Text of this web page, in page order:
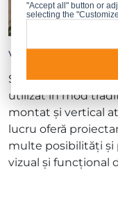
Vertical sau
Sistemul
utilizat în mod
montat și vertical
lucru oferă
multe posibilități
vizual și funcțional
"Accept all" button or
selecting the